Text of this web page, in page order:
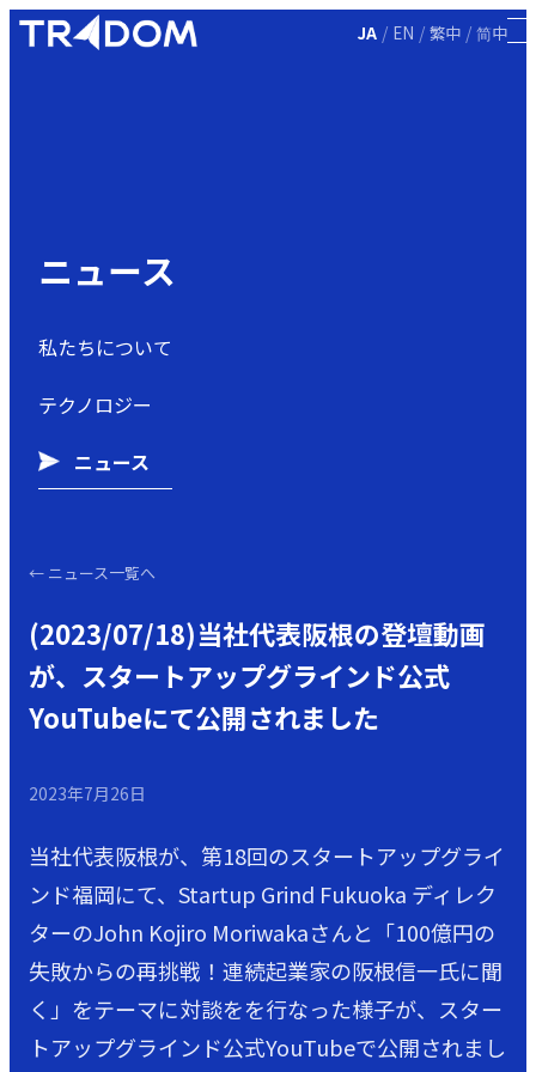
JA / EN / 繁中 / 简中
ニュース
私たちについて
テクノロジー
ニュース
← ニュース一覧へ
(2023/07/18)当社代表阪根の登壇動画
が、スタートアップグラインド公式
YouTubeにて公開されました
2023年7月26日
当社代表阪根が、第18回のスタートアップグライ
ンド福岡にて、Startup Grind Fukuoka ディレク
ターのJohn Kojiro Moriwakaさんと「100億円の
失敗からの再挑戦！連続起業家の阪根信一氏に聞
く」をテーマに対談をを行なった様子が、スター
トアップグラインド公式YouTubeで公開されまし